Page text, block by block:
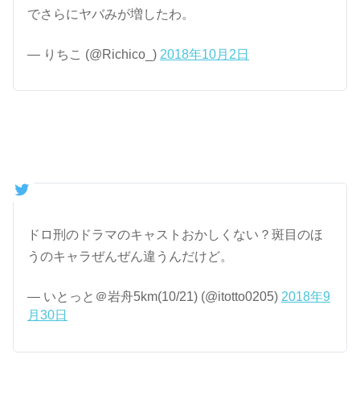
でさらにヤバみが増したわ。
— りちこ (@Richico_) 2018年10月2日
ドロ刑のドラマのキャストおかしくない？斑目のほ
うのキャラぜんぜん違うんだけど。
— いとっと＠岩舟5km(10/21) (@itotto0205) 2018年9
月30日